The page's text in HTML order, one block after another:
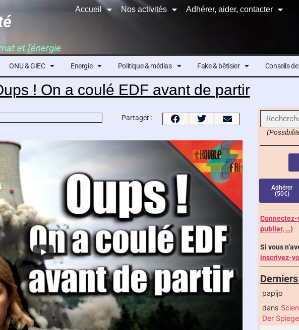
et l'énergie
Accueil Nos activités Adhérer, aider, contacter
ONU & GIEC Energie Politique & médias Fake & bêtisier Conseils
! On a coulé EDF avant de partir
Partager :
Adhérer
(50€)
publier, …)
Si vous
inscrivez-
papijo
dans
Der